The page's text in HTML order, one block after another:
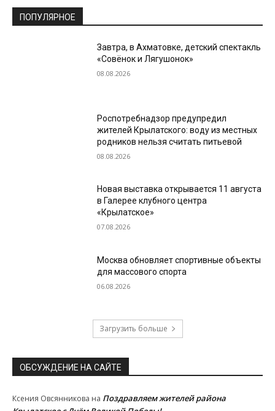
ПОПУЛЯРНОЕ
Завтра, в Ахматовке, детский спектакль
«Совёнок и Лягушонок»
08.08.2026
Роспотребнадзор предупредил
жителей Крылатского: воду из местных
родников нельзя считать питьевой
08.08.2026
Новая выставка открывается 11 августа
в Галерее клубного центра
«Крылатское»
07.08.2026
Москва обновляет спортивные объекты
для массового спорта
06.08.2026
Загрузить больше
ОБСУЖДЕНИЕ НА САЙТЕ
Ксения Овсянникова на Поздравляем жителей района